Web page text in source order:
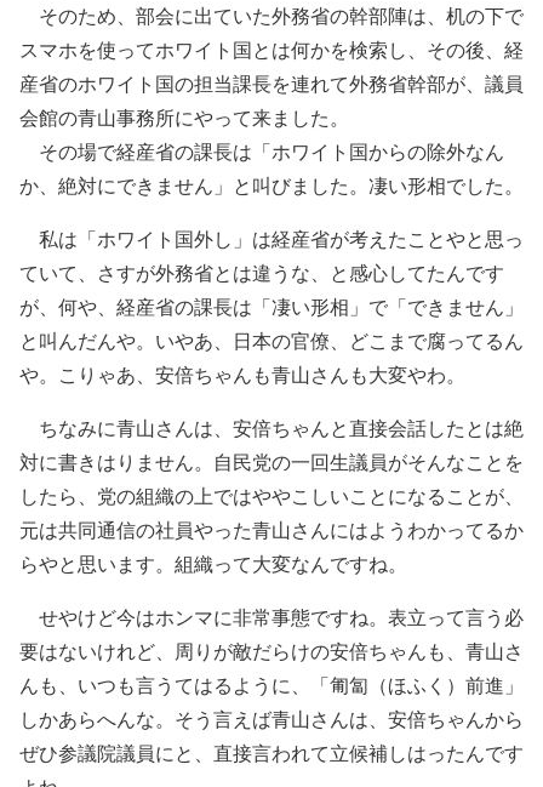
そのため、部会に出ていた外務省の幹部陣は、机の下で
スマホを使ってホワイト国とは何かを検索し、その後、経
産省のホワイト国の担当課長を連れて外務省幹部が、議員
会館の青山事務所にやって来ました。
その場で経産省の課長は「ホワイト国からの除外なん
か、絶対にできません」と叫びました。凄い形相でした。
私は「ホワイト国外し」は経産省が考えたことやと思っ
ていて、さすが外務省とは違うな、と感心してたんです
が、何や、経産省の課長は「凄い形相」で「できません」
と叫んだんや。いやあ、日本の官僚、どこまで腐ってるん
や。こりゃあ、安倍ちゃんも青山さんも大変やわ。
ちなみに青山さんは、安倍ちゃんと直接会話したとは絶
対に書きはりません。自民党の一回生議員がそんなことを
したら、党の組織の上ではややこしいことになることが、
元は共同通信の社員やった青山さんにはようわかってるか
らやと思います。組織って大変なんですね。
せやけど今はホンマに非常事態ですね。表立って言う必
要はないけれど、周りが敵だらけの安倍ちゃんも、青山さ
んも、いつも言うてはるように、「匍匐（ほふく）前進」
しかあらへんな。そう言えば青山さんは、安倍ちゃんから
ぜひ参議院議員にと、直接言われて立候補しはったんです